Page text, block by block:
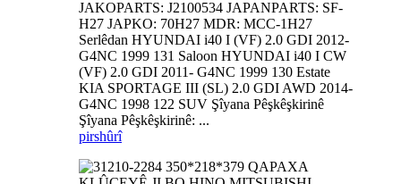
JAKOPARTS: J2100534 JAPANPARTS: SF-
H27 JAPKO: 70H27 MDR: MCC-1H27
Serlêdan HYUNDAI i40 I (VF) 2.0 GDI 2012-
G4NC 1999 131 Saloon HYUNDAI i40 I CW
(VF) 2.0 GDI 2011- G4NC 1999 130 Estate
KIA SPORTAGE III (SL) 2.0 GDI AWD 2014-
G4NC 1998 122 SUV Şîyana Pêşkêşkirinê
Şîyana Pêşkêşkirinê: ...
pirshûrî